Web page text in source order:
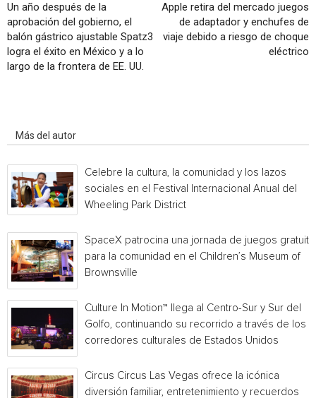
Un año después de la
aprobación del gobierno, el
balón gástrico ajustable Spatz3
logra el éxito en México y a lo
largo de la frontera de EE. UU.
Apple retira del mercado juegos
de adaptador y enchufes de
viaje debido a riesgo de choque
eléctrico
Más del autor
Celebre la cultura, la comunidad y los lazos
sociales en el Festival Internacional Anual del
Wheeling Park District
SpaceX patrocina una jornada de juegos gratuita
para la comunidad en el Children’s Museum of
Brownsville
Culture In Motion™ llega al Centro-Sur y Sur del
Golfo, continuando su recorrido a través de los
corredores culturales de Estados Unidos
Circus Circus Las Vegas ofrece la icónica
diversión familiar, entretenimiento y recuerdos